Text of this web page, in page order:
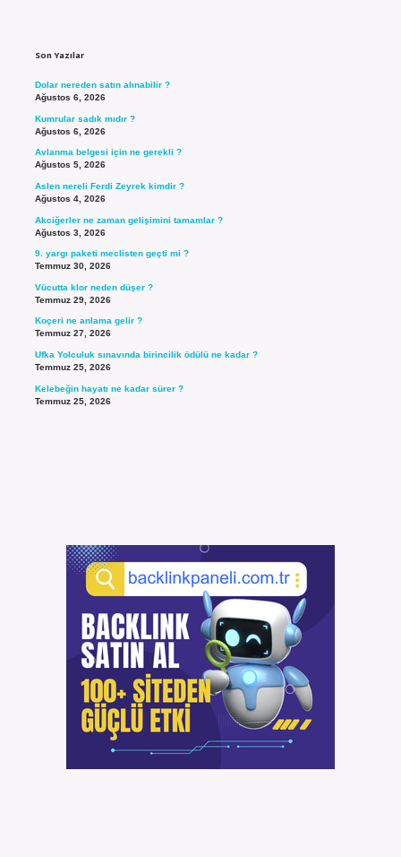
Son Yazılar
Dolar nereden satın alınabilir ?
Ağustos 6, 2026
Kumrular sadık mıdır ?
Ağustos 6, 2026
Avlanma belgesi için ne gerekli ?
Ağustos 5, 2026
Aslen nereli Ferdi Zeyrek kimdir ?
Ağustos 4, 2026
Akciğerler ne zaman gelişimini tamamlar ?
Ağustos 3, 2026
9. yargı paketi meclisten geçti mi ?
Temmuz 30, 2026
Vücutta klor neden düşer ?
Temmuz 29, 2026
Koçeri ne anlama gelir ?
Temmuz 27, 2026
Ufka Yolculuk sınavında birincilik ödülü ne kadar ?
Temmuz 25, 2026
Kelebeğin hayatı ne kadar sürer ?
Temmuz 25, 2026